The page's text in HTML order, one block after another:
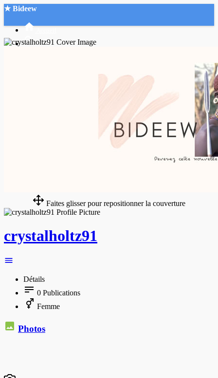
★ Bideew
Faites glisser pour repositionner la couverture
crystalholtz91
Détails
0 Publications
Femme
Photos